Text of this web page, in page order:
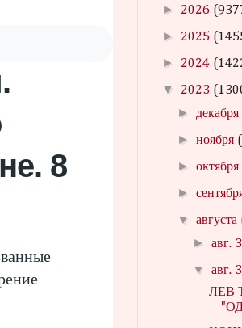
8
► 2026
► 2025
► 2024
▼ 2023
► декабря
►ноября
►октября
►
▼августа
►авг.
▼авг.
ЛЕВ